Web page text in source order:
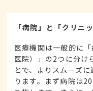
「病院」と「クリニ
医療機関は一般的に
医院）」の2つに分け
とで、よりスムーズ
ります。まず病院は